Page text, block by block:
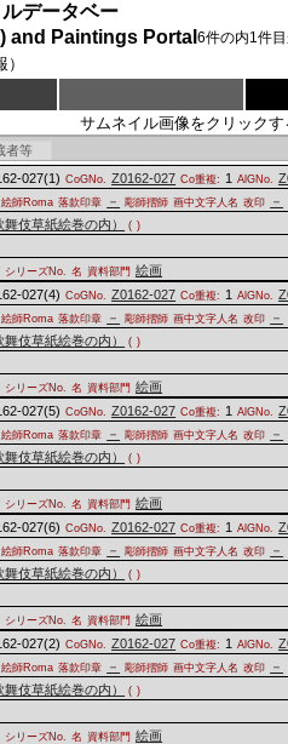
データベー
and Paintings Portal 6件の内1件
サムネイル画像をクリック
者等
027(1) CoGNo. Z0162-027 Co重複: 1 AlGNo.
絵師Roma 落款印章 － 彫師摺師 画中文字人名 改印 －
舞伎草紙絵巻の内） ( )
シリーズNo. 名 資料部門 絵画
027(4) CoGNo. Z0162-027 Co重複: 1 AlGNo.
絵師Roma 落款印章 － 彫師摺師 画中文字人名 改印 －
舞伎草紙絵巻の内） ( )
シリーズNo. 名 資料部門 絵画
027(5) CoGNo. Z0162-027 Co重複: 1 AlGNo.
絵師Roma 落款印章 － 彫師摺師 画中文字人名 改印 －
舞伎草紙絵巻の内） ( )
シリーズNo. 名 資料部門 絵画
027(6) CoGNo. Z0162-027 Co重複: 1 AlGNo.
絵師Roma 落款印章 － 彫師摺師 画中文字人名 改印 －
舞伎草紙絵巻の内） ( )
シリーズNo. 名 資料部門 絵画
027(2) CoGNo. Z0162-027 Co重複: 1 AlGNo.
絵師Roma 落款印章 － 彫師摺師 画中文字人名 改印 －
舞伎草紙絵巻の内） ( )
シリーズNo. 名 資料部門 絵画